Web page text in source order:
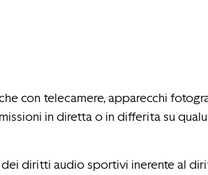
con telecamere, apparecchi
in diretta o in differita su
diritti audio sportivi inerente al